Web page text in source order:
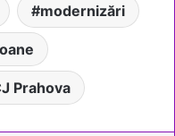
modernizări
Prahova